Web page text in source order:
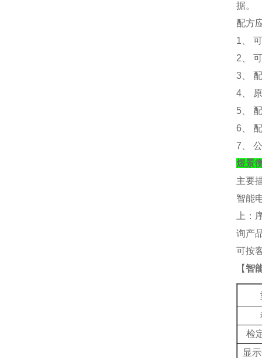
据。
配方
1、
2、 可
3、
4、
5、
6、
7、
煜景
主要
智能
上：
询产
可按
【智
检
显